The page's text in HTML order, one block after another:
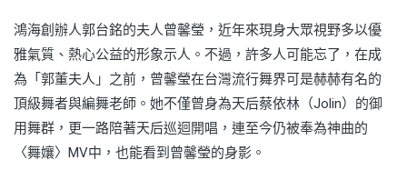
鴻海創辦人郭台銘的夫人曾馨瑩，近年來現身大眾視野多以優
雅氣質、熱心公益的形象示人。不過，許多人可能忘了，在成
為「郭董夫人」之前，曾馨瑩在台灣流行舞界可是赫赫有名的
頂級舞者與編舞老師。她不僅曾身為天后蔡依林（Jolin）的御
用舞群，更一路陪著天后巡迴開唱，連至今仍被奉為神曲的
〈舞孃〉MV中，也能看到曾馨瑩的身影。